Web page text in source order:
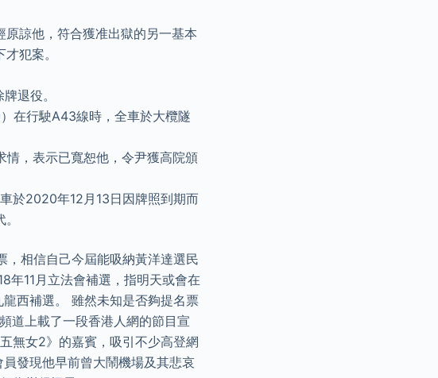
諒他，符合獲准出獄的另一基本
犯案。
退役。
在行駛A43線時，全車於大欖隧
，表示已寬恕他，令尹獲高院頒
於2020年12月13日因牌照到期而
相信自己今屆能吸納黃洋達選民
年11月立法會補選，指明天或會在
西補選。 雖然未知是否夠提名票
道上載了一段香港人網的節目宣
無女2》的嘉賓，吸引不少高登網
發現他早前曾大鬧機場及其悲哀